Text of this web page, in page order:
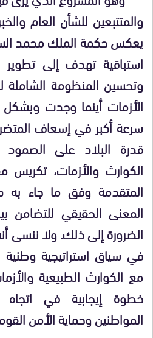
والمتتبعين للشأن العام
يعكس حكمة الملك محمد
استباقية تهدف إلى تطوير
وتحسين المنظومة
الأزمات أينما وجدت
سرعة أكبر في إسعاف
قدرة البلاد على
الكوارث والأزمات،
المعنى الحقيقي للتضامن
الضرورة إلى ذلك. ولا ننسى
في سياق استراتيجية وطنية
مع الكوارث الطبيعية
خطوة إيجابية في
المواطنين وحماية الأمن